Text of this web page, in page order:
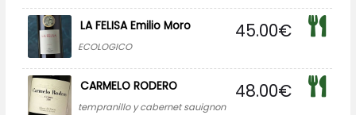
LA FELISA Emilio Moro
ECOLOGICO
45.00€
CARMELO RODERO
tempranillo y cabernet sauignon
48.00€